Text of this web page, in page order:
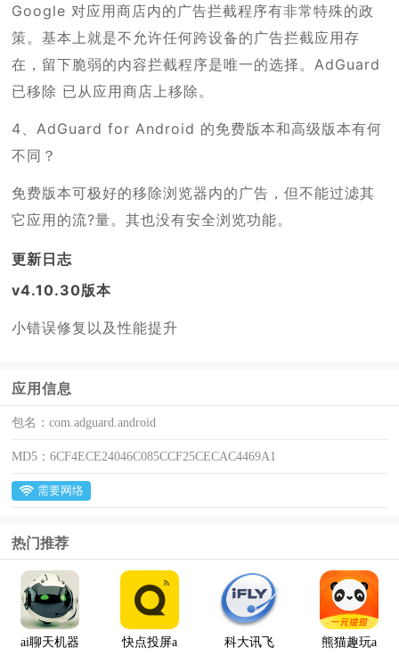
Google 对应用商店内的广告拦截程序有非常特殊的政
策。基本上就是不允许任何跨设备的广告拦截应用存
在，留下脆弱的内容拦截程序是唯一的选择。AdGuard
已移除 已从应用商店上移除。
4、AdGuard for Android 的免费版本和高级版本有何
不同？
免费版本可极好的移除浏览器内的广告，但不能过滤其
它应用的流?量。其也没有安全浏览功能。
更新日志
v4.10.30版本
小错误修复以及性能提升
应用信息
包名：com.adguard.android
MD5：6CF4ECE24046C085CCF25CECAC4469A1
需要网络
热门推荐
ai聊天机器
快点投屏a
科大讯飞
熊猫趣玩a